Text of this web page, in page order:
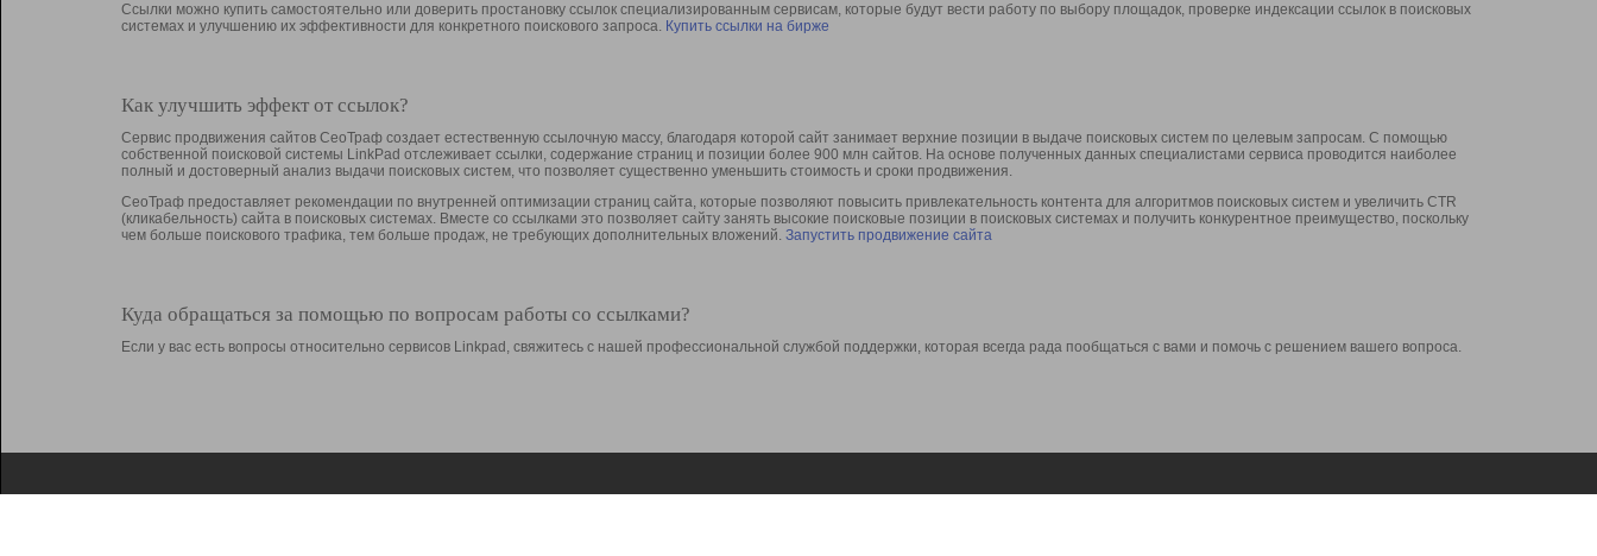
Ссылки можно купить самостоятельно или доверить простановку ссылок специализированным сервисам, которые будут вести работу по выбору площадок, проверке индексации ссылок в поисковых
системах и улучшению их эффективности для конкретного поискового запроса. Купить ссылки на бирже
Как улучшить эффект от ссылок?
Сервис продвижения сайтов СеоТраф создает естественную ссылочную массу, благодаря которой сайт занимает верхние позиции в выдаче поисковых систем по целевым запросам. С помощью
собственной поисковой системы LinkPad отслеживает ссылки, содержание страниц и позиции более 900 млн сайтов. На основе полученных данных специалистами сервиса проводится наиболее
полный и достоверный анализ выдачи поисковых систем, что позволяет существенно уменьшить стоимость и сроки продвижения.
СеоТраф предоставляет рекомендации по внутренней оптимизации страниц сайта, которые позволяют повысить привлекательность контента для алгоритмов поисковых систем и увеличить CTR
(кликабельность) сайта в поисковых системах. Вместе со ссылками это позволяет сайту занять высокие поисковые позиции в поисковых системах и получить конкурентное преимущество, поскольку
чем больше поискового трафика, тем больше продаж, не требующих дополнительных вложений. Запустить продвижение сайта
Куда обращаться за помощью по вопросам работы со ссылками?
Если у вас есть вопросы относительно сервисов Linkpad, свяжитесь с нашей профессиональной службой поддержки, которая всегда рада пообщаться с вами и помочь с решением вашего вопроса.